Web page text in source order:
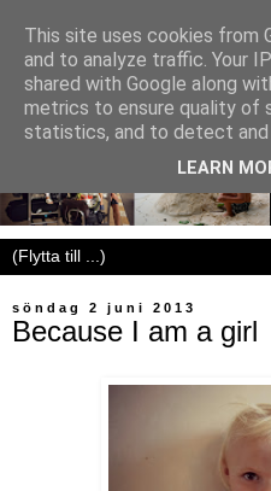
söndag 2 juni 2013
Because I am a girl
This site uses cookies from
and to analyze traffic. Your
shared with Google along
metrics to ensure quality of
statistics, and to detect and
LEARN